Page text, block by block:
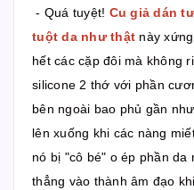
- Quá tuyệt! Cu giả dán
tuột da như thật này
hết các cặp đôi mà không
silicone 2 thớ với phần
bên ngoài bao phủ gần
lên xuống khi các nàng
nó bị "cô bé" o ép phần
thẳng vào thành âm đạo